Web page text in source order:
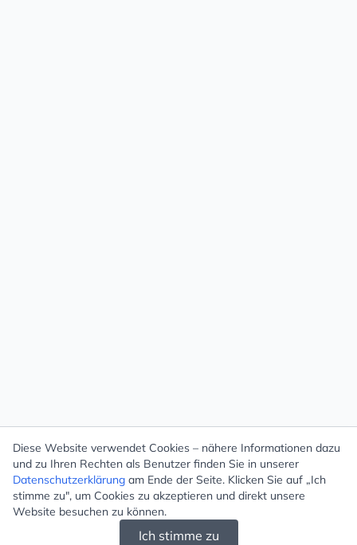
Diese Website verwendet Cookies – nähere Informationen dazu
und zu Ihren Rechten als Benutzer finden Sie in unserer
Datenschutzerklärung am Ende der Seite. Klicken Sie auf „Ich
stimme zu", um Cookies zu akzeptieren und direkt unsere
Website besuchen zu können.
Ich stimme zu